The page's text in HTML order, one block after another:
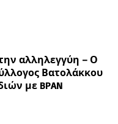
αλληλεγγύη – Ο
Βατολάκκου
με BPAN